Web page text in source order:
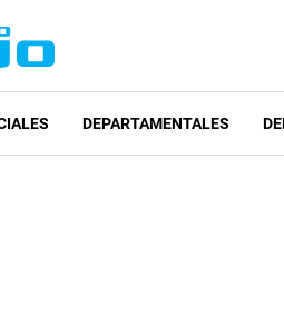
DEPARTAMENTALES